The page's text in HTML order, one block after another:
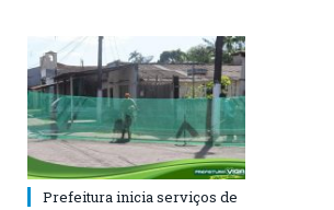
Prefeitura inicia serviços de